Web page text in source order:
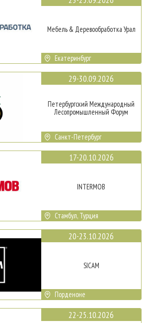
Мебель & Деревообработка Урал
Екатеринбург
29-30.09.2026
Петербургский Международный
Лесопромышленный Форум
Санкт-Петербург
17-20.10.2026
INTERMOB
Стамбул, Турция
20-23.10.2026
SICAM
Порденоне
22-25.10.2026